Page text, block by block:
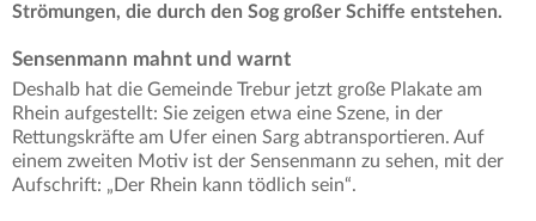
Strömungen, die durch den Sog großer Schiffe entstehen.
Sensenmann mahnt und warnt
Deshalb hat die Gemeinde Trebur jetzt große Plakate am
Rhein aufgestellt: Sie zeigen etwa eine Szene, in der
Rettungskräfte am Ufer einen Sarg abtransportieren. Auf
einem zweiten Motiv ist der Sensenmann zu sehen, mit der
Aufschrift: „Der Rhein kann tödlich sein“.